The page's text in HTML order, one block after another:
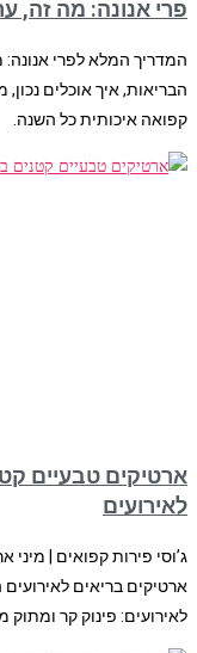
פרי אנונה: מה זה,
המדריך המלא לפרי אנונה:
הבריאות, איך אוכלים נכון,
קפואה איכותית כל השנה.
ארטיקים טבעיים
לאירועים
ג’וסי פירות קפואים | מיני
ארטיקים בריאים
לאירועים: פינוק קר ומתוק